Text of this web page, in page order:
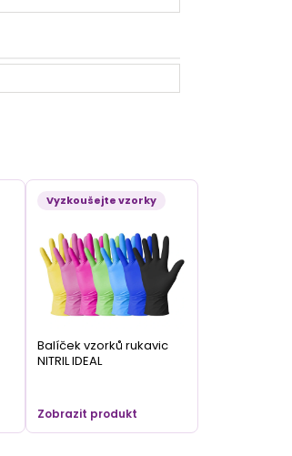
Vyzkoušejte vzorky
Balíček vzorků rukavic
NITRIL IDEAL
Zobrazit produkt